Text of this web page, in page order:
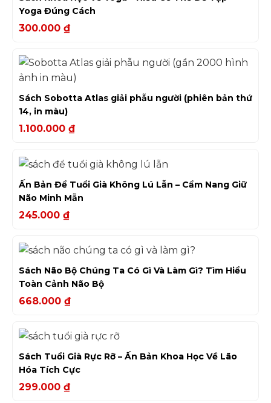
Yoga Đúng Cách
300.000 ₫
Sách Sobotta Atlas giải phẫu người (phiên bản thứ
14, in màu)
1.100.000 ₫
Ấn Bản Để Tuổi Già Không Lú Lẫn – Cẩm Nang Giữ
Não Minh Mẫn
245.000 ₫
Sách Não Bộ Chúng Ta Có Gì Và Làm Gì? Tìm Hiểu
Toàn Cảnh Não Bộ
668.000 ₫
Sách Tuổi Già Rực Rỡ – Ấn Bản Khoa Học Về Lão
Hóa Tích Cực
299.000 ₫